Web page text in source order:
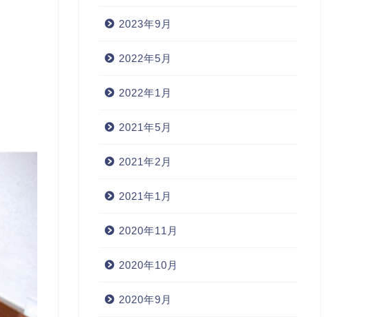
2023年9月
2022年5月
2022年1月
2021年5月
2021年2月
2021年1月
2020年11月
2020年10月
2020年9月